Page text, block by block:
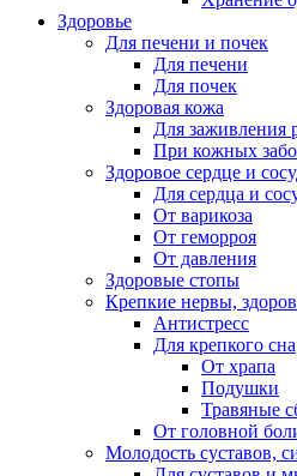
Здоровье
Для печени и почек
Для печени
Для почек
Здоровая кожа
Для заживления
При кожных
Здоровое сердце и
Для сердца и
От варикоза
От геморроя
От давления
Здоровые стопы
Крепкие нервы,
Антистресс
Для крепкого сна
От храпа
Подушки
Травяные
От головной
Молодость суставов,